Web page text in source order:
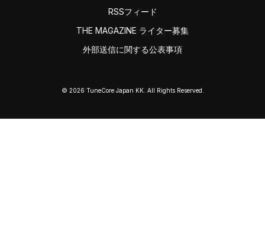
RSSフィード
THE MAGAZINE ライター募集
外部送信に関する公表事項
© 2026 TuneCore Japan KK. All Rights Reserved.